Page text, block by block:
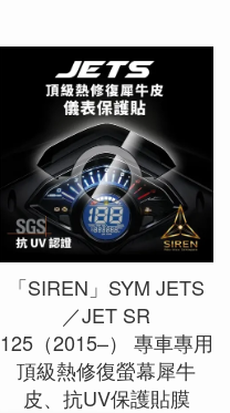
「SIREN」SYM JETS
／JET SR
125（2015–） 專車專用
頂級熱修復螢幕犀牛
皮、抗UV保護貼膜